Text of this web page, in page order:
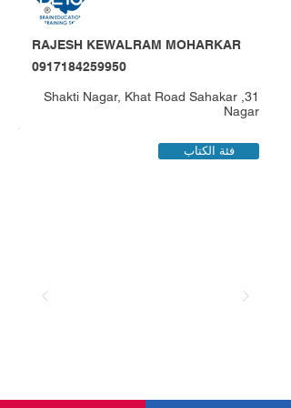
RAJESH KEWALRAM MOHARKAR
0917184259950
31, Shakti Nagar, Khat Road Sahakar
Nagar
فئة الكتاب